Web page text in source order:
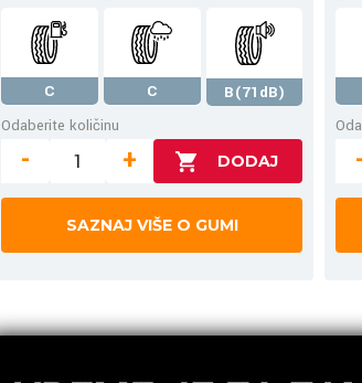
C C
B(71dB)
Odaberite količinu
- +
SAZNAJ VIŠE O GUMI
-